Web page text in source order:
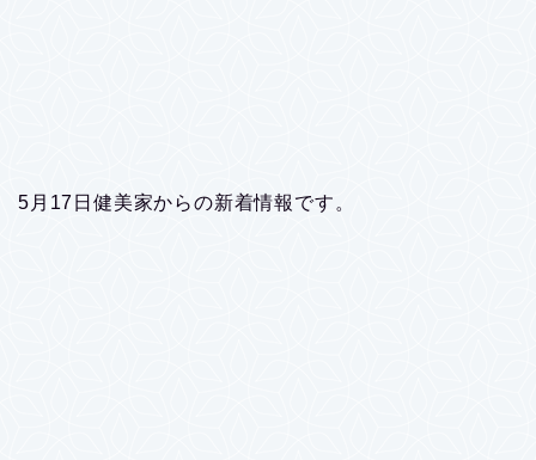
5月17日健美家からの新着情報です。